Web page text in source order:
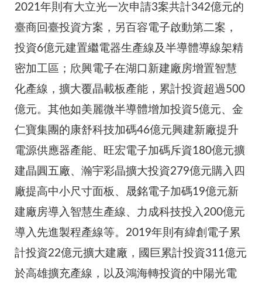
2021年則有大立光一次申請3案共計342億元的
臺商回臺投資方案，另百容電子啟動第二案，
投資6億元建置繼電器生產線及半導體導線架精
密加工區；欣興電子在湖口新建廠房增置智慧
化產線，擴大覆晶載板產能，累計投資超過500
億元。其他如美麗微半導體增加投資5億元、金
仁寶集團的康舒科技加碼46億元興建新廠提升
電源供應器產能、旺宏電子加碼斥資180億元擴
建晶圓五廠、瀚宇彩晶擴大投資279億元購入四
廠提高中小尺寸面板、晟銘電子加碼19億元新
建廠房導入智慧生產線、力成科技投入200億元
導入先進製程產線等。2019年則有緯創電子累
計投資22億元擴大建廠，國巨累計投資311億元
於高雄擴充產線，以及鴻海轉投資的中陽光電